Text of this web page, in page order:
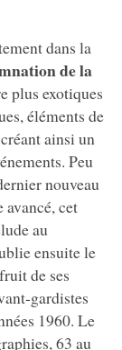
dans la
de la
plus exotiques
éléments de
ainsi un
Peu
nouveau
cet
au
ensuite le
de ses
gardistes
1960. Le
63 au